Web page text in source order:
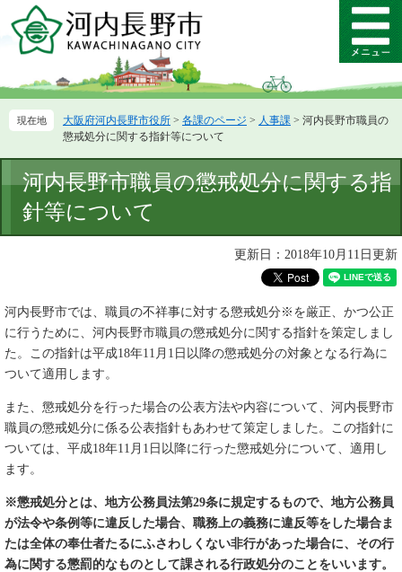
ー
先
ニ
を
て
メ
ニ
ー
大阪府河内長野市役所 > 各課のページ > 人事課 > 河内長野市職員の
懲戒処分に関する指針等について
文
河内長野市職員の懲戒処分に関する指
針等について
更新日：2018年10月11日更新
河内長野市では、職員の不祥事に対する懲戒処分※を厳正、かつ公正
に行うために、河内長野市職員の懲戒処分に関する指針を策定しまし
た。この指針は平成18年11月1日以降の懲戒処分の対象となる行為に
ついて適用します。
また、懲戒処分を行った場合の公表方法や内容について、河内長野市
職員の懲戒処分に係る公表指針もあわせて策定しました。この指針に
ついては、平成18年11月1日以降に行った懲戒処分について、適用し
ます。
※懲戒処分とは、地方公務員法第29条に規定するもので、地方公務員
が法令や条例等に違反した場合、職務上の義務に違反等をした場合ま
たは全体の奉仕者たるにふさわしくない非行があった場合に、その行
為に関する懲罰的なものとして課される行政処分のことをいいます。